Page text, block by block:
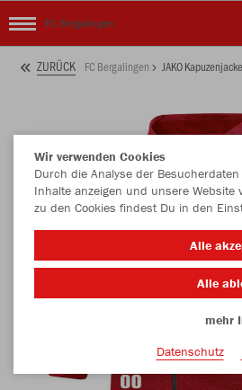
FC Bergalingen
ZURÜCK FC Bergalingen JAKO
Wir verwenden Cookies
Durch die Analyse der
Inhalte anzeigen und unsere Website
zu den Cookies findest Du in den
Alle
Alle
mehr
Datenschutz